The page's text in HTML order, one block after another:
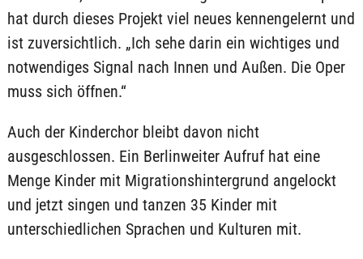
hat durch dieses Projekt viel neues kennengelernt und
ist zuversichtlich. „Ich sehe darin ein wichtiges und
notwendiges Signal nach Innen und Außen. Die Oper
muss sich öffnen.“
Auch der Kinderchor bleibt davon nicht
ausgeschlossen. Ein Berlinweiter Aufruf hat eine
Menge Kinder mit Migrationshintergrund angelockt
und jetzt singen und tanzen 35 Kinder mit
unterschiedlichen Sprachen und Kulturen mit.